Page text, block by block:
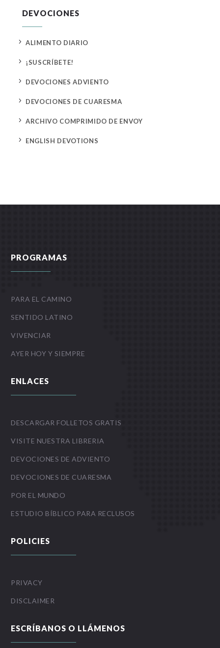
DEVOCIONES
5 ALIMENTO DIARIO
5 ¡SUSCRÍBETE!
5 DEVOCIONES ADVIENTO
5 DEVOCIONES DE CUARESMA
5 ARCHIVO COMPRIMIDO DE ENVOY
5 ENGLISH DEVOTIONS
PROGRAMAS
PARA EL CAMINO
SENTIDO LATINO
VIVENCIAR
AYER HOY Y SIEMPRE
ENLACES
DESCARGAR FOLLETOS GRATIS
VISITE NUESTRA LIBRERIA
DEVOCIONES DE ADVIENTO
DEVOCIONES DE CUARESMA
POR EL MUNDO
ESTUDIO BÍBLICO PARA RECLUSOS
POLICIES
PRIVACY
DISCLAIMER
ESCRÍBANOS O LLÁMENOS